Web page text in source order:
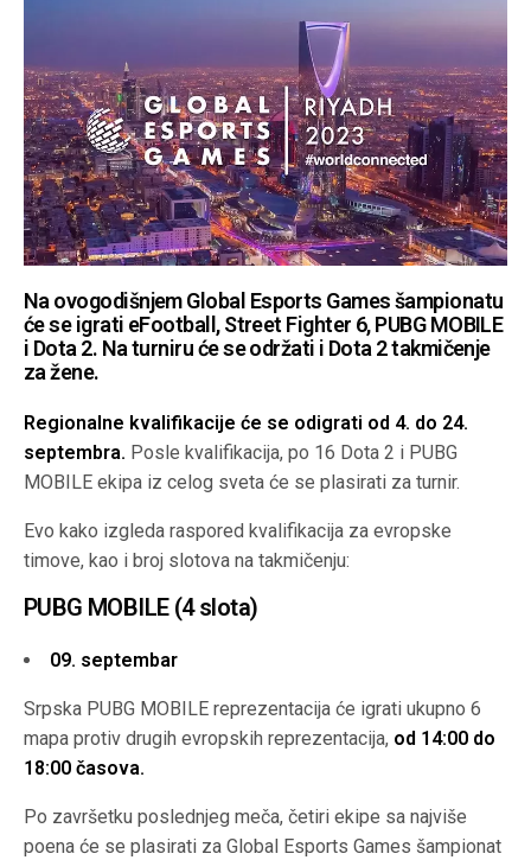
Na ovogodišnjem Global Esports Games šampionatu
će se igrati eFootball, Street Fighter 6, PUBG MOBILE
i Dota 2. Na turniru će se održati i Dota 2 takmičenje
za žene.
Regionalne kvalifikacije će se odigrati od 4. do 24.
septembra. Posle kvalifikacija, po 16 Dota 2 i PUBG
MOBILE ekipa iz celog sveta će se plasirati za turnir.
Evo kako izgleda raspored kvalifikacija za evropske
timove, kao i broj slotova na takmičenju:
PUBG MOBILE (4 slota)
09. septembar
Srpska PUBG MOBILE reprezentacija će igrati ukupno 6
mapa protiv drugih evropskih reprezentacija, od 14:00 do
18:00 časova.
Po završetku poslednjeg meča, četiri ekipe sa najviše
poena će se plasirati za Global Esports Games šampionat